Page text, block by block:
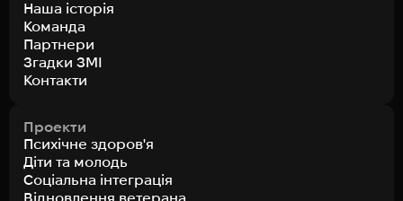
Наша історія
Команда
Партнери
Згадки ЗМІ
Контакти
Проекти
Психічне здоров'я
Діти та молодь
Соціальна інтеграція